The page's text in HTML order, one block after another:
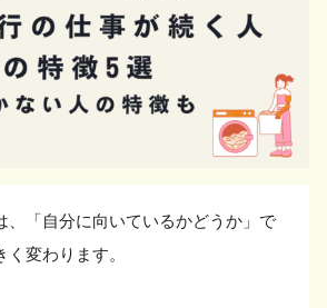
、「自分に向いているかどうか」で
変わります。